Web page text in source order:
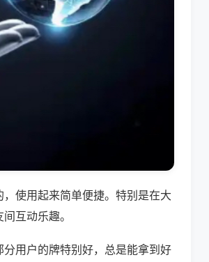
使用起来简单便捷。特别是在大
互动乐趣。
用户的牌特别好，总是能拿到好